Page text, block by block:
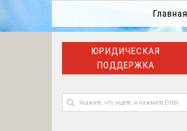
Главная
ЮРИДИЧЕСКАЯ
ПОДДЕРЖКА